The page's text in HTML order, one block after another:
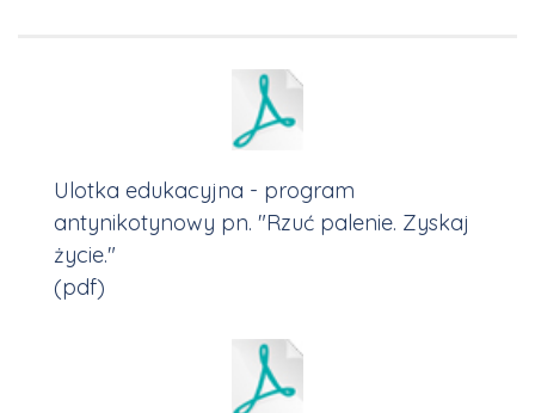
Ulotka edukacyjna - program
antynikotynowy pn. "Rzuć palenie. Zyskaj
życie."
(pdf)